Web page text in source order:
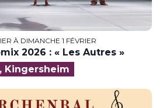
À DIMANCHE 1 FÉVRIER
2026 : « Les Autres »
Kingersheim